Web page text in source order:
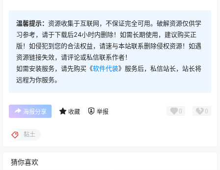
温馨提示： 资源收集于互联网，不保证完全可用。破解资源仅供学
习参考，请于下载后24小时内删除！如需长期使用，建议购买正
版！如侵犯到您的合法权益，请速与本站联系删除侵权资源！如遇
资源链接失效，请评论或私信联系作者！
如需安装服务，请先购买《软件代装》服务后，私信站长，站长将
远程为你服务。
海报分享 收藏 举报 0 0
黏土
猜你喜欢